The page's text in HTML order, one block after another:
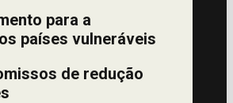
para a
países vulneráveis
de redução